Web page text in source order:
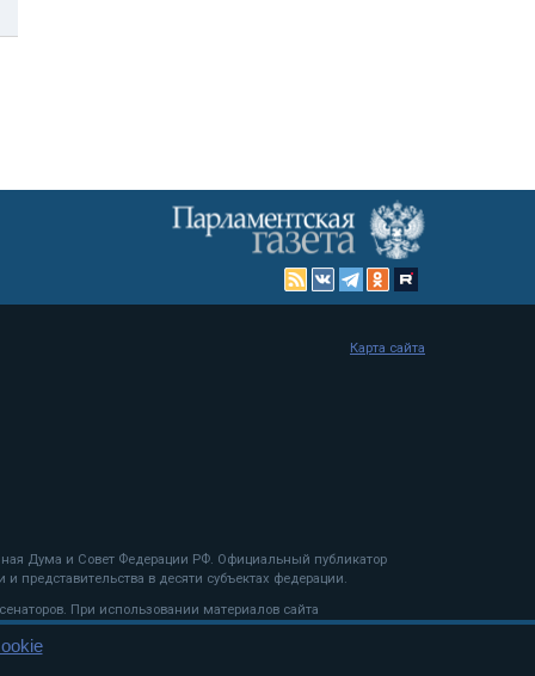
Дума и Совет Федерации РФ. Официальный публикатор
представительства в десяти субъектах федерации.
При использовании материалов сайта
Карта сайта